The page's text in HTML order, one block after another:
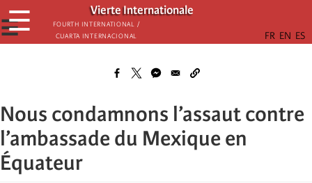
Skip
to
main
Vierte Internationale
Fourth International /
Cuarta Internacional
☰
☰
Nous condamnons l’assaut contre
l’ambassade du Mexique en
Équateur